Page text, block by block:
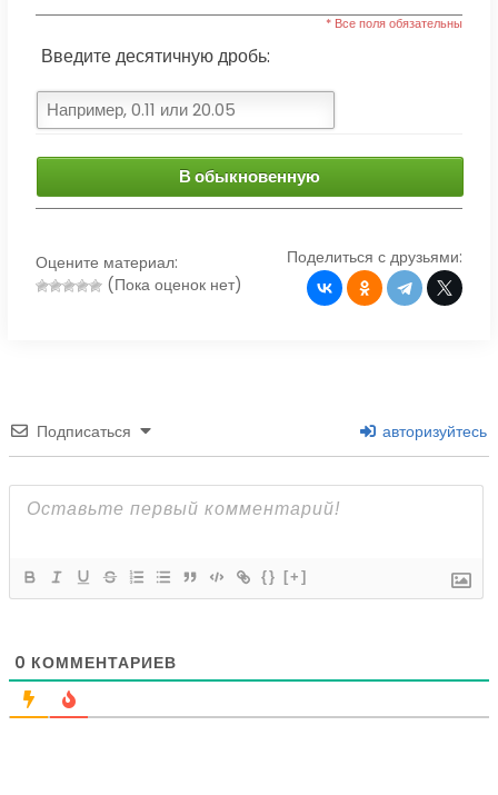
* Все поля обязательны
Введите десятичную дробь:
В обыкновенную
Оцените материал:
(Пока оценок нет)
Поделиться с друзьями:
Подписаться авторизуйтесь
{} [+]
0 КОММЕНТАРИЕВ